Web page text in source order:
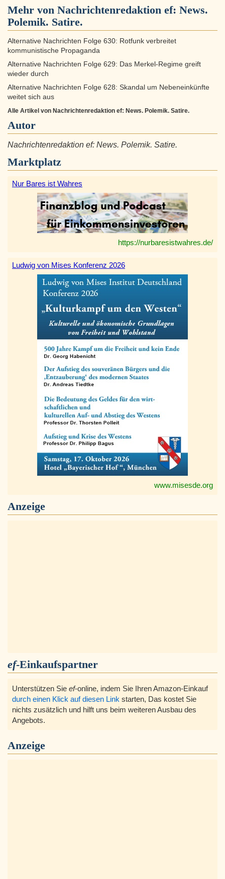
Mehr von Nachrichtenredaktion ef: News.
Polemik. Satire.
Alternative Nachrichten Folge 630: Rotfunk verbreitet
kommunistische Propaganda
Alternative Nachrichten Folge 629: Das Merkel-Regime greift
wieder durch
Alternative Nachrichten Folge 628: Skandal um Nebeneinkünfte
weitet sich aus
Alle Artikel von Nachrichtenredaktion ef: News. Polemik. Satire.
Autor
Nachrichtenredaktion ef: News. Polemik. Satire.
Marktplatz
Nur Bares ist Wahres
https://nurbaresistwahres.de/
Ludwig von Mises Konferenz 2026
www.misesde.org
Anzeige
ef-Einkaufspartner
Unterstützen Sie ef-online, indem Sie Ihren Amazon-Einkauf
durch einen Klick auf diesen Link starten, Das kostet Sie
nichts zusätzlich und hilft uns beim weiteren Ausbau des
Angebots.
Anzeige